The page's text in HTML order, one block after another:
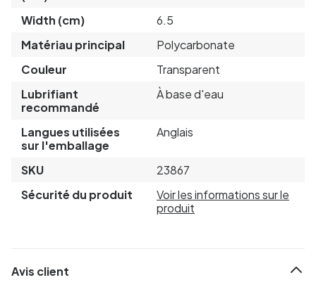
Width (cm)
6.5
Matériau principal
Polycarbonate
Couleur
Transparent
Lubrifiant
recommandé
À base d'eau
Langues utilisées
sur l'emballage
Anglais
SKU
23867
Sécurité du produit
Voir les informations sur le
produit
Avis client